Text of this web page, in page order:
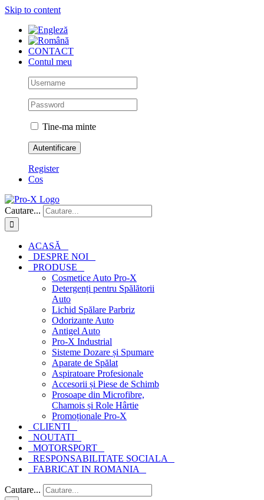
Skip to content
CONTACT
Contul meu
Tine-ma minte
Register
Cos
Cautare...
ACASĂ
DESPRE NOI
PRODUSE
Cosmetice Auto Pro-X
Detergenți pentru Spălătorii
Auto
Lichid Spălare Parbriz
Odorizante Auto
Antigel Auto
Pro-X Industrial
Sisteme Dozare și Spumare
Aparate de Spălat
Aspiratoare Profesionale
Accesorii și Piese de Schimb
Prosoape din Microfibre,
Chamois și Role Hârtie
Promoționale Pro-X
CLIENTI
NOUTATI
MOTORSPORT
RESPONSABILITATE SOCIALA
FABRICAT IN ROMANIA
Cautare...